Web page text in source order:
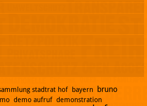
stadtrat hof bayern
bruno
demo aufruf demonstration